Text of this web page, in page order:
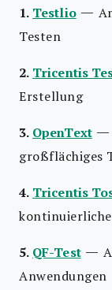
1. Testlio —
Testen
2. Tricentis
Erstellung
3. OpenText —
großflächiges
4. Tricentis
5. QF-Test —
Anwendungen